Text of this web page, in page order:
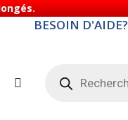
BESOIN D'AIDE?
produits